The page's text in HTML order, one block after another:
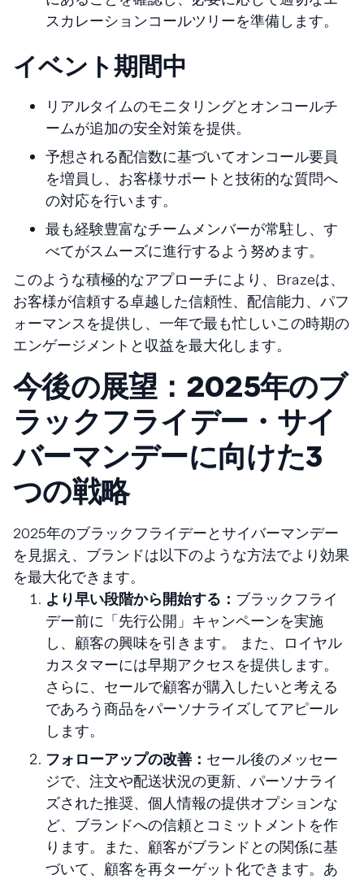
スカレーションコールツリーを準備します。
イベント期間中
リアルタイムのモニタリングとオンコールチ
ームが追加の安全対策を提供。
予想される配信数に基づいてオンコール要員
を増員し、お客様サポートと技術的な質問へ
の対応を行います。
最も経験豊富なチームメンバーが常駐し、す
べてがスムーズに進行するよう努めます。
このような積極的なアプローチにより、Brazeは、
お客様が信頼する卓越した信頼性、配信能力、パフ
ォーマンスを提供し、一年で最も忙しいこの時期の
エンゲージメントと収益を最大化します。
今後の展望：2025年のブ
ラックフライデー・サイ
バーマンデーに向けた3
つの戦略
2025年のブラックフライデーとサイバーマンデー
を見据え、ブランドは以下のような方法でより効果
を最大化できます。
より早い段階から開始する： ブラックフライ
デー前に「先行公開」キャンペーンを実施
し、顧客の興味を引きます。 また、ロイヤル
カスタマーには早期アクセスを提供します。
さらに、セールで顧客が購入したいと考える
であろう商品をパーソナライズしてアピール
します。
フォローアップの改善： セール後のメッセー
ジで、注文や配送状況の更新、パーソナライ
ズされた推奨、個人情報の提供オプションな
ど、ブランドへの信頼とコミットメントを作
ります。また、顧客がブランドとの関係に基
づいて、顧客を再ターゲット化できます。あ